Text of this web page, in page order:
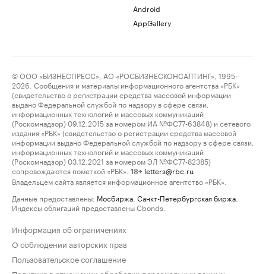
Android
AppGallery
© ООО «БИЗНЕСПРЕСС», АО «РОСБИЗНЕСКОНСАЛТИНГ», 1995–
2026. Сообщения и материалы информационного агентства «РБК»
(свидетельство о регистрации средства массовой информации
выдано Федеральной службой по надзору в сфере связи,
информационных технологий и массовых коммуникаций
(Роскомнадзор) 09.12.2015 за номером ИА №ФС77-63848) и сетевого
издания «РБК» (свидетельство о регистрации средства массовой
информации выдано Федеральной службой по надзору в сфере связи,
информационных технологий и массовых коммуникаций
(Роскомнадзор) 03.12.2021 за номером ЭЛ №ФС77-82385)
сопровождаются пометкой «РБК».
18+ letters@rbc.ru
Владельцем сайта является информационное агентство «РБК».
Данные предоставлены: Мосбиржа Санкт-Петербургская биржа
Индексы облигаций предоставлены Cbonds.
Информация об ограничениях
О соблюдении авторских прав
Пользовательское соглашение